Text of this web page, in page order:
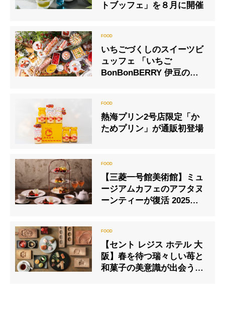
トブッフェ」を８月に開催
いちごづくしのスイーツビ
ュッフェ 「いちご
BonBonBERRY 伊豆の国
熱海プリン2号店限定「か
ためプリン」が通販初登場
【三菱一号館美術館】ミュ
ージアムカフェのアフタヌ
ーンティーが復活 2025年1
【セント レジス ホテル 大
阪】春を待つ瑞々しい苺と
和菓子の美意識が出会う優